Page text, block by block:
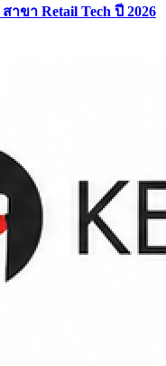
าขา Retail Tech ปี 2026